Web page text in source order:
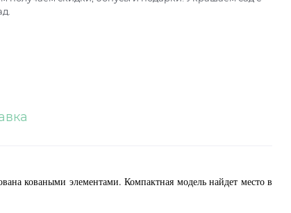
коваными элементами. Компактная модель найдет место в